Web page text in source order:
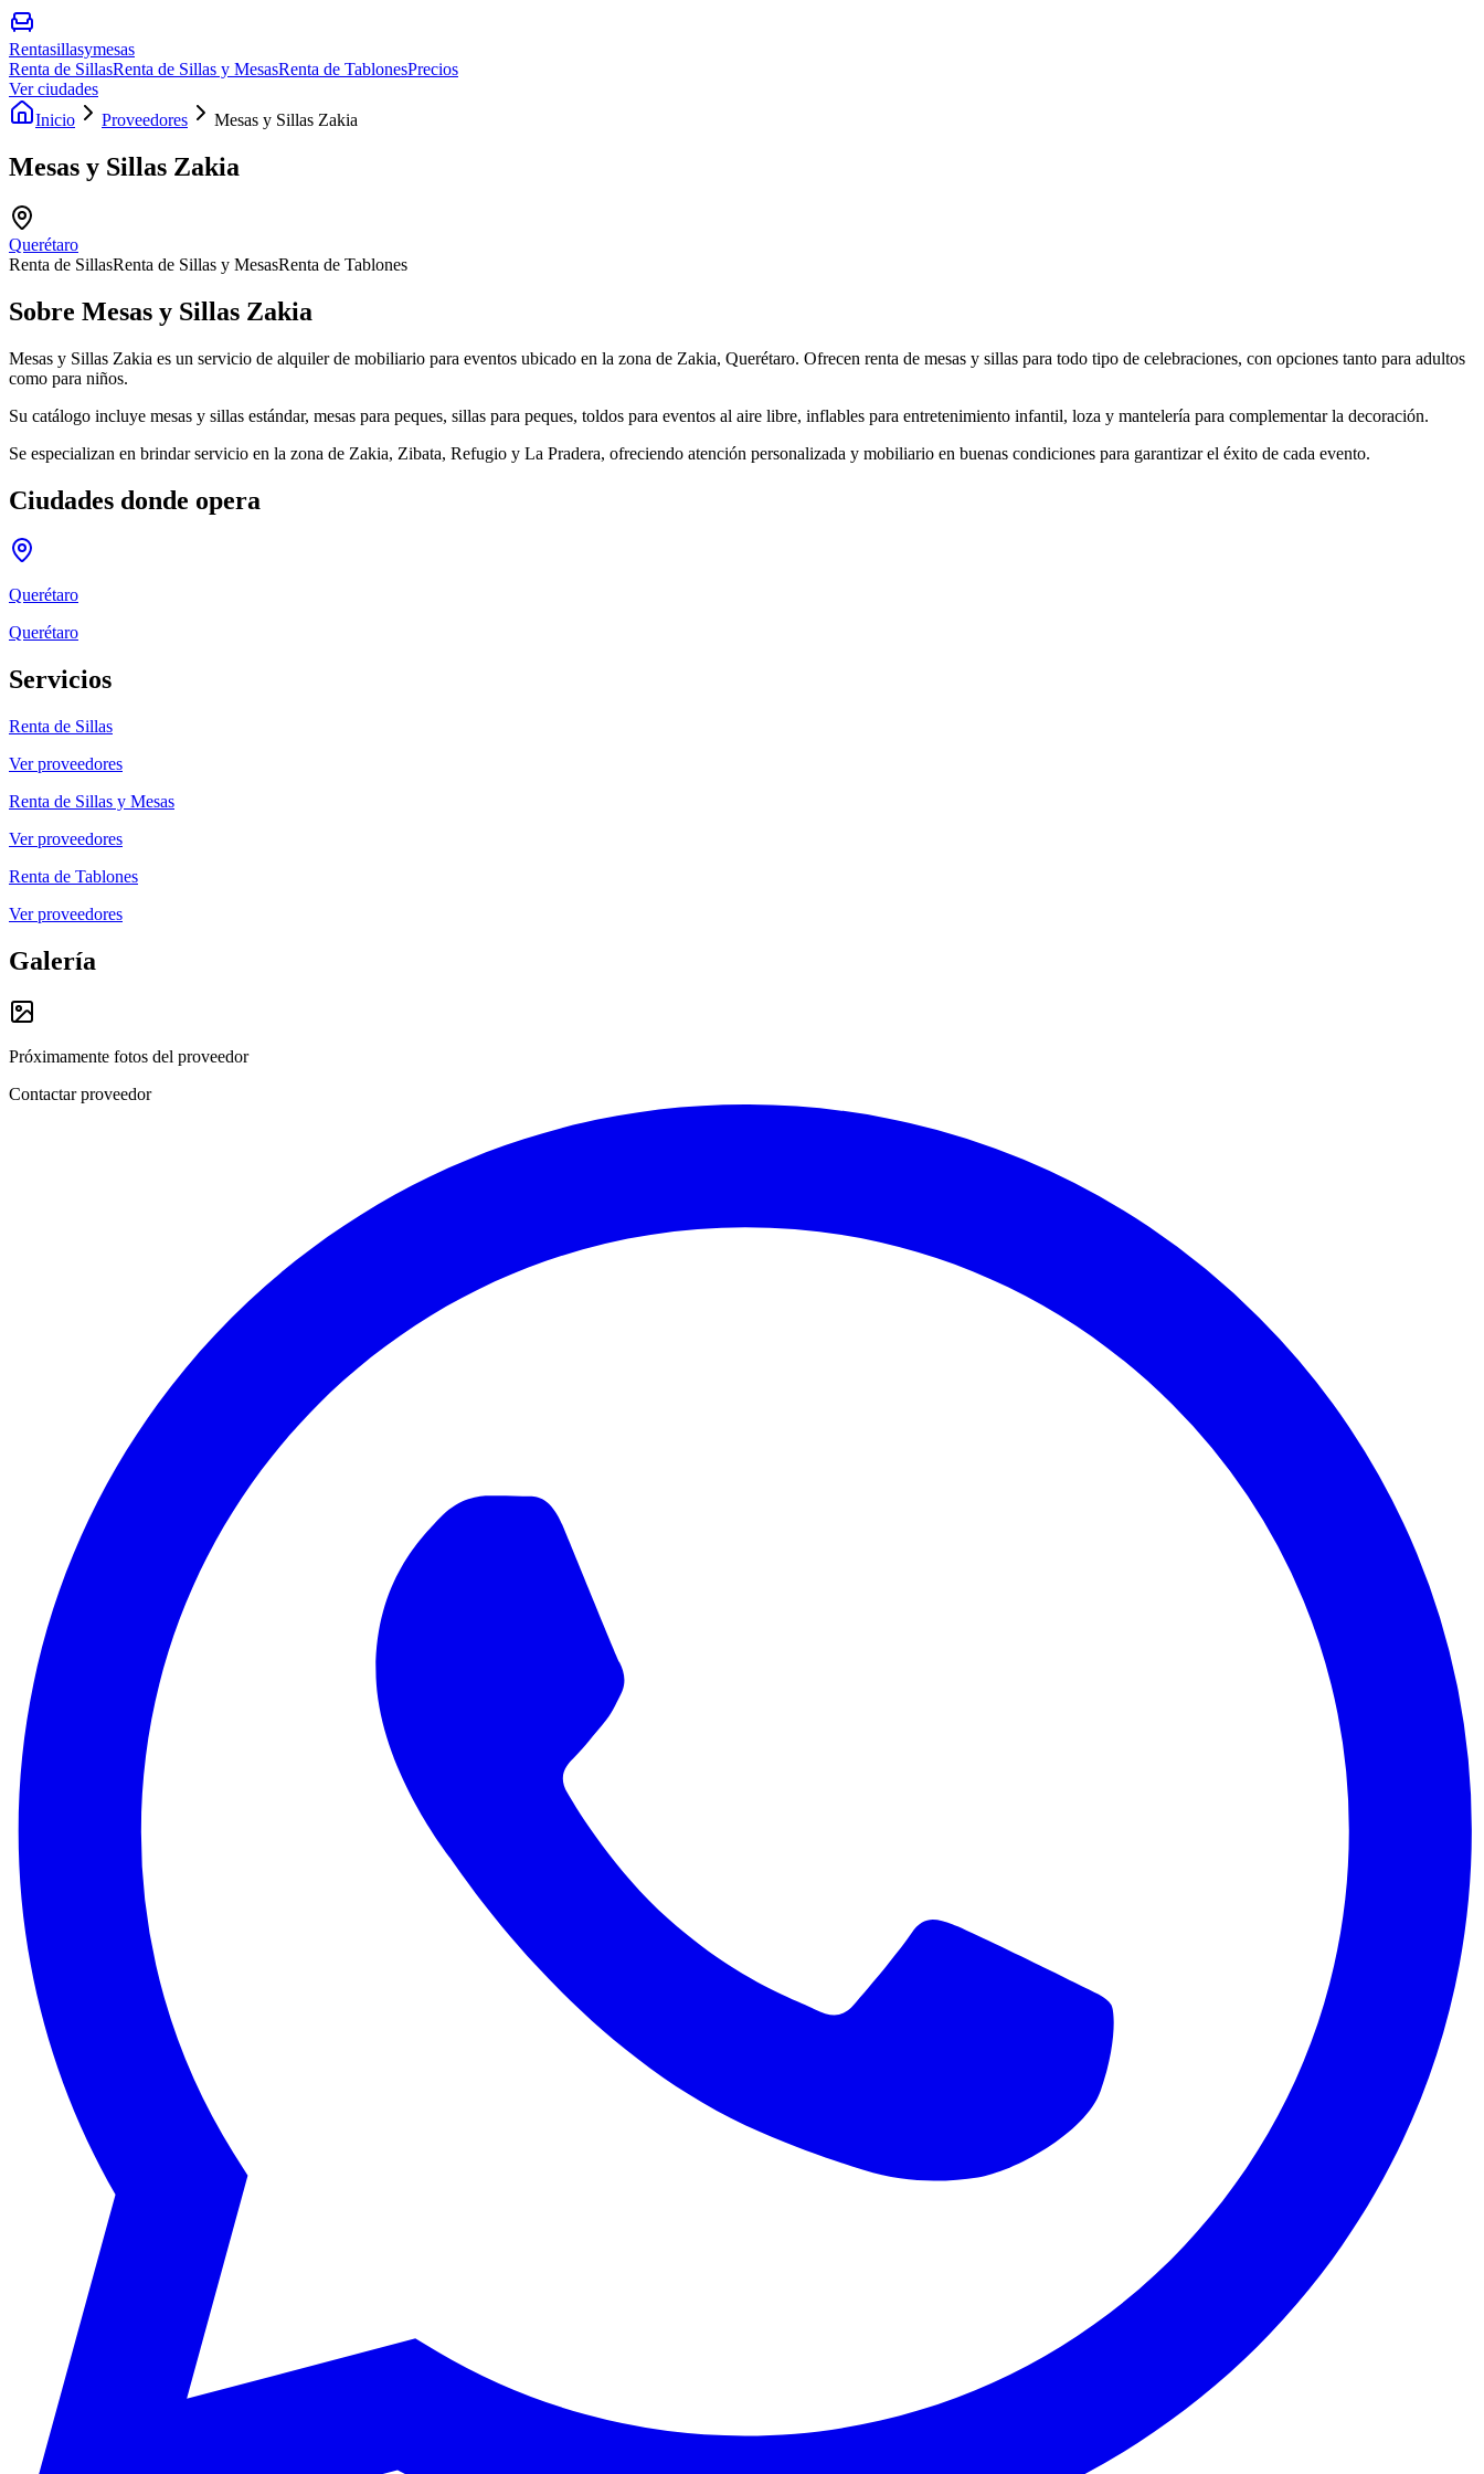
Rentasillasymesas
Renta de SillasRenta de Sillas y MesasRenta de TablonesPrecios
Ver ciudades
Inicio
Proveedores Mesas y Sillas Zakia
Mesas y Sillas Zakia
Querétaro
Renta de SillasRenta de Sillas y MesasRenta de Tablones
Sobre Mesas y Sillas Zakia
Mesas y Sillas Zakia es un servicio de alquiler de mobiliario para eventos ubicado en la zona de Zakia, Querétaro. Ofrecen renta de mesas y sillas para todo tipo de celebraciones, con opciones tanto para adultos
como para niños.
Su catálogo incluye mesas y sillas estándar, mesas para peques, sillas para peques, toldos para eventos al aire libre, inflables para entretenimiento infantil, loza y mantelería para complementar la decoración.
Se especializan en brindar servicio en la zona de Zakia, Zibata, Refugio y La Pradera, ofreciendo atención personalizada y mobiliario en buenas condiciones para garantizar el éxito de cada evento.
Ciudades donde opera
Querétaro
Querétaro
Servicios
Renta de Sillas
Ver proveedores
Renta de Sillas y Mesas
Ver proveedores
Renta de Tablones
Ver proveedores
Galería
Próximamente fotos del proveedor
Contactar proveedor